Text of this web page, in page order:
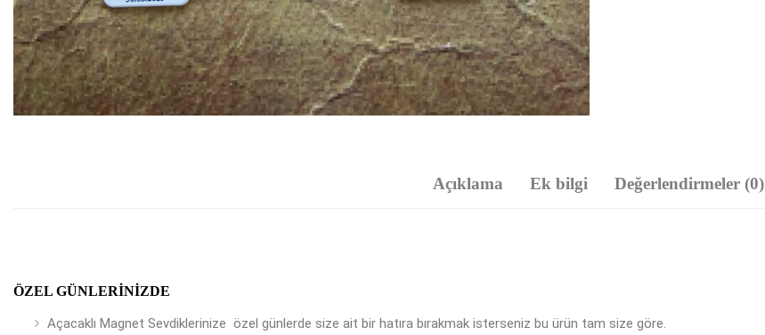
Açıklama Ek bilgi Değerlendirmeler (0)
ÖZEL GÜNLERINIZDE
Açacaklı Magnet Sevdiklerinize özel günlerde size ait bir hatıra bırakmak isterseniz bu ürün tam size göre.